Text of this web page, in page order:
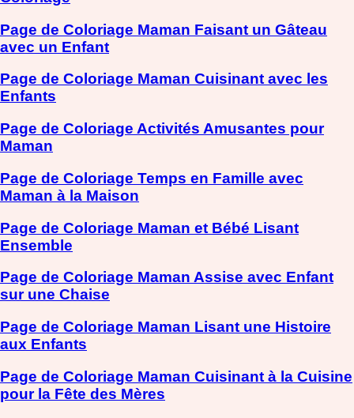
Page de Coloriage Maman Faisant un Gâteau
avec un Enfant
Page de Coloriage Maman Cuisinant avec les
Enfants
Page de Coloriage Activités Amusantes pour
Maman
Page de Coloriage Temps en Famille avec
Maman à la Maison
Page de Coloriage Maman et Bébé Lisant
Ensemble
Page de Coloriage Maman Assise avec Enfant
sur une Chaise
Page de Coloriage Maman Lisant une Histoire
aux Enfants
Page de Coloriage Maman Cuisinant à la Cuisine
pour la Fête des Mères